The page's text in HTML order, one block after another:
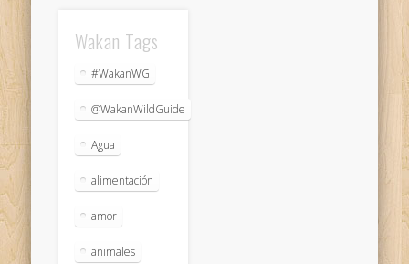
Wakan Tags
#WakanWG
@WakanWildGuide
Agua
alimentación
amor
animales